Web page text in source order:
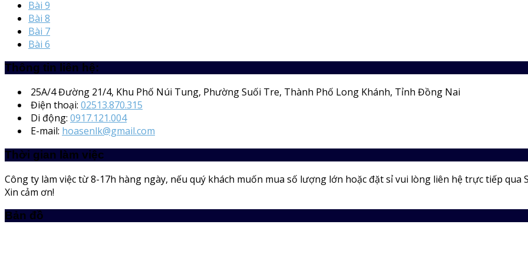
Bài 9
Bài 8
Bài 7
Bài 6
Thông tin liên hệ:
25A/4Đường 21/4, Khu Phố Núi Tung, Phường Suối Tre, Thành Phố Long Khánh, Tỉnh Đồng Nai
Điện thoại: 02513.870.315
Di động: 0917.121.004
E-mail: hoasenlk@gmail.com
Thời gian làm việc
Công ty làm việc từ 8-17h hàng ngày, nếu quý khách muốn mua số lượng lớn hoặc đặt sỉ vui lòng liên hệ trực tiếp qua
Xin cảm ơn!
Bản đồ